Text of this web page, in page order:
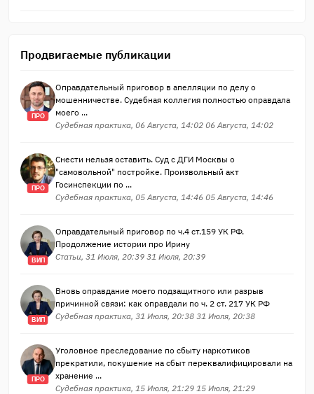
Продвигаемые публикации
ПРО
Оправдательный приговор в апелляции по делу о
мошенничестве. Судебная коллегия полностью оправдала
моего ...
Судебная практика, 06 Августа, 14:02 06 Августа, 14:02
ПРО
Снести нельзя оставить. Суд с ДГИ Москвы о
"самовольной" постройке. Произвольный акт
Госинспекции по ...
Судебная практика, 05 Августа, 14:46 05 Августа, 14:46
ВИП
Оправдательный приговор по ч.4 ст.159 УК РФ.
Продолжение истории про Ирину
Статьи, 31 Июля, 20:39 31 Июля, 20:39
ВИП
Вновь оправдание моего подзащитного или разрыв
причинной связи: как оправдали по ч. 2 ст. 217 УК РФ
Судебная практика, 31 Июля, 20:38 31 Июля, 20:38
ПРО
Уголовное преследование по сбыту наркотиков
прекратили, покушение на сбыт переквалифицировали на
хранение ...
Судебная практика, 15 Июля, 21:29 15 Июля, 21:29